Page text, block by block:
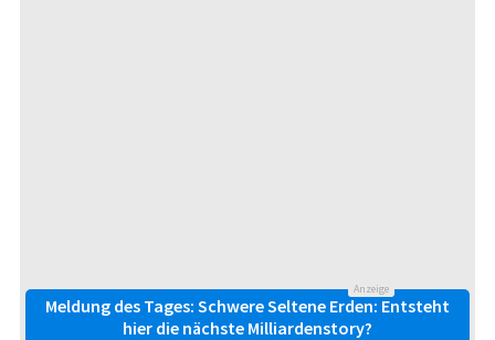
Anzeige
Meldung des Tages: Schwere Seltene Erden: Entsteht
hier die nächste Milliardenstory?